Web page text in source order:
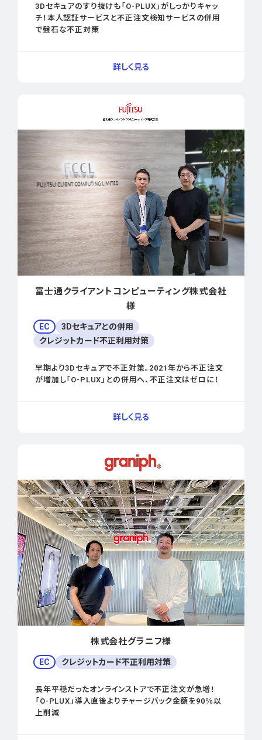
3Dセキュアのすり抜けも「O-PLUX」がしっかりキャッ
チ！本人認証サービスと不正注文検知サービスの併用
で盤石な不正対策
富士通クライアントコンピューティング株式会社
様
EC
3Dセキュアとの併用
クレジットカード不正利用対策
早期より3Dセキュアで不正対策。2021年から不正注文
が増加し「O-PLUX」との併用へ、不正注文はゼロに！
株式会社グラニフ様
EC クレジットカード不正利用対策
長年平穏だったオンラインストアで不正注文が急増！
「O-PLUX」導入直後よりチャージバック金額を90％以
上削減